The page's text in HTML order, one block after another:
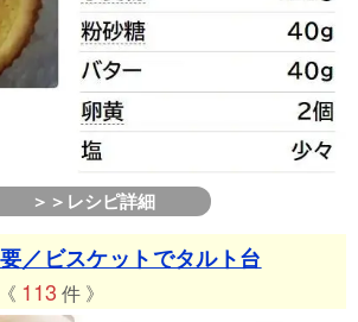
＞＞レシピ詳細
／ビスケットでタルト台
113 件 》